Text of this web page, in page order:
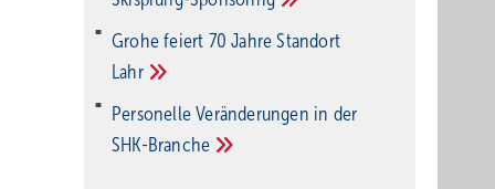
Grohe feiert 70 Jahre Standort
Lahr
Personelle Veränderungen in der
SHK-Branche